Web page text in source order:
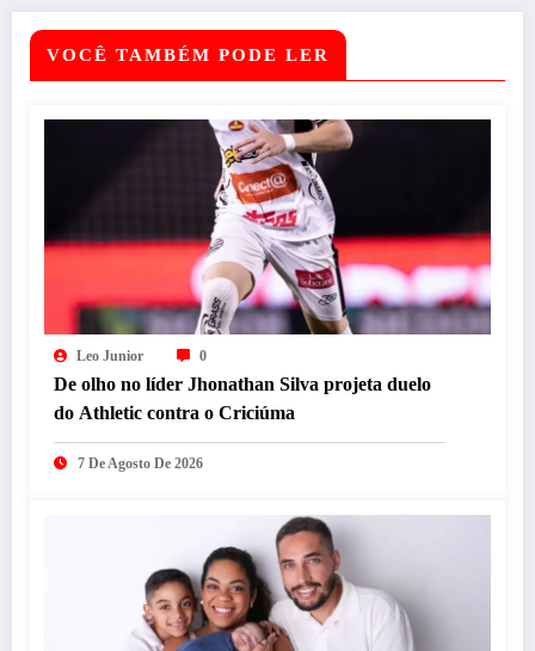
VOCÊ TAMBÉM PODE LER
Leo Junior 0
De olho no líder Jhonathan Silva projeta duelo
do Athletic contra o Criciúma
7 De Agosto De 2026